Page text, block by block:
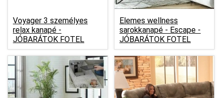
Voyager 3 személyes
relax kanapé -
JÓBARÁTOK FOTEL
Elemes wellness
sarokkanapé - Escape -
JÓBARÁTOK FOTEL